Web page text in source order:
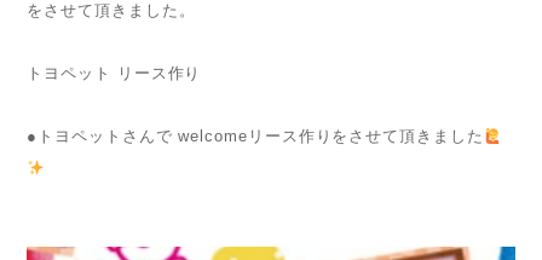
をさせて頂きました。
トヨペット リース作り
●トヨペットさんで welcomeリース作りをさせて頂きました